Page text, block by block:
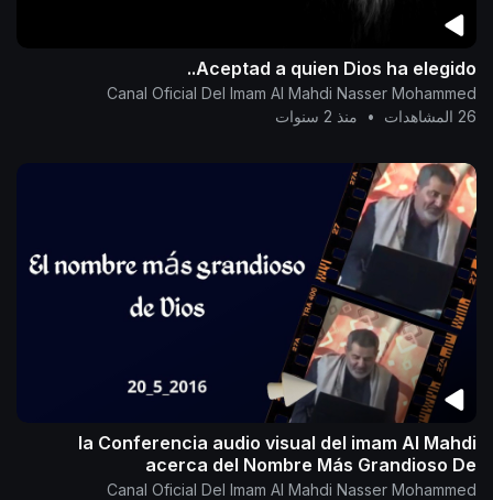
Aceptad a quien Dios ha elegido..
Canal Oficial Del Imam Al Mahdi Nasser Mohammed
26 المشاهدات
• منذ 2 سنوات
la Conferencia audio visual del imam Al Mahdi
acerca del Nombre Más Grandioso De
Dios...20/5/2016
Canal Oficial Del Imam Al Mahdi Nasser Mohammed